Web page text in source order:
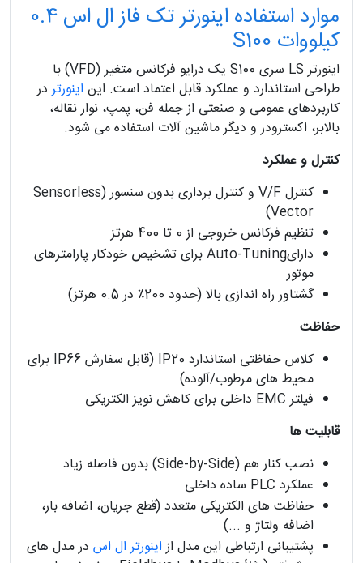
موارد استفاده اینورتر تک فاز ال اس 0.4
کیلووات S100
اینورتر LS سری S100 یک درایو فرکانس متغیر (VFD) با
طراحی استاندارد و عملکرد قابل اعتماد است. این اینورتردر
کاربردهای عمومی و صنعتی از جمله فن، پمپ، نوار نقاله،
بالابر، اکسترودر و دیگر ماشین آلات استفاده می شود.
کنترل و عملکرد
کنترل V/F و کنترل برداری بدون سنسور (Sensorless
Vector)
تنظیم فرکانس خروجی از 0 تا 400 هرتز
دارایAuto-Tuning برای تشخیص خودکار پارامترهای
موتور
گشتاور راه اندازی بالا (حدود 200٪ در 0.5 هرتز)
حفاظت
کلاس حفاظتی استاندارد IP20 (قابل سفارش IP66 برای
محیط های مرطوب/آلوده)
فیلتر EMC داخلی برای کاهش نویز الکتریکی
قابلیت ها
نصب کنار هم (Side-by-Side) بدون فاصله زیاد
عملکرد PLC ساده داخلی
حفاظت های الکتریکی متعدد (قطع جریان، اضافه بار،
اضافه ولتاژ و ...)
پشتیبانی ارتباطی این مدل ازاینورتر ال اس در مدل های